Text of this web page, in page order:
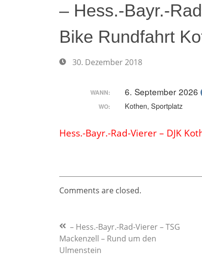
– Hess.-Bayr.-
Bike Rundfahrt
30. Dezember 2018
WANN: 6. September 2026
WO: Kothen, Sportplatz
Hess.-Bayr.-Rad-Vierer – DJK
Comments are closed.
Post
Previous
Post
:
– Hess.-Bayr.-Rad-Vierer – TSG
Mackenzell – Rund um den
Ulmenstein